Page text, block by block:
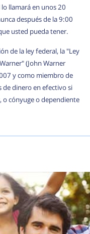
llamará en unos 20
después de la 9:00
usted pueda tener.
de la ley federal, la "Ley
(John Warner
y como miembro de
de dinero en efectivo si
o cónyuge o dependiente